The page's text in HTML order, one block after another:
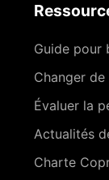
Guide pour
Changer
Évaluer la
Actualités
Charte